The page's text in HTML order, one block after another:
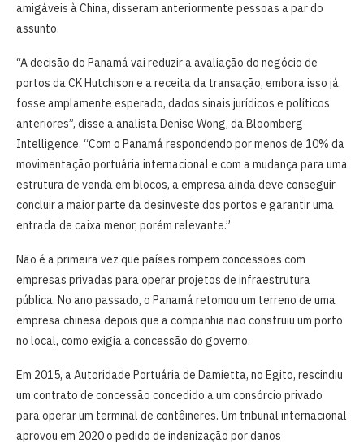
amigáveis à China, disseram anteriormente pessoas a par do
assunto.
“A decisão do Panamá vai reduzir a avaliação do negócio de
portos da CK Hutchison e a receita da transação, embora isso já
fosse amplamente esperado, dados sinais jurídicos e políticos
anteriores”, disse a analista Denise Wong, da Bloomberg
Intelligence. “Com o Panamá respondendo por menos de 10% da
movimentação portuária internacional e com a mudança para uma
estrutura de venda em blocos, a empresa ainda deve conseguir
concluir a maior parte da desinveste dos portos e garantir uma
entrada de caixa menor, porém relevante.”
Não é a primeira vez que países rompem concessões com
empresas privadas para operar projetos de infraestrutura
pública. No ano passado, o Panamá retomou um terreno de uma
empresa chinesa depois que a companhia não construiu um porto
no local, como exigia a concessão do governo.
Em 2015, a Autoridade Portuária de Damietta, no Egito, rescindiu
um contrato de concessão concedido a um consórcio privado
para operar um terminal de contêineres. Um tribunal internacional
aprovou em 2020 o pedido de indenização por danos